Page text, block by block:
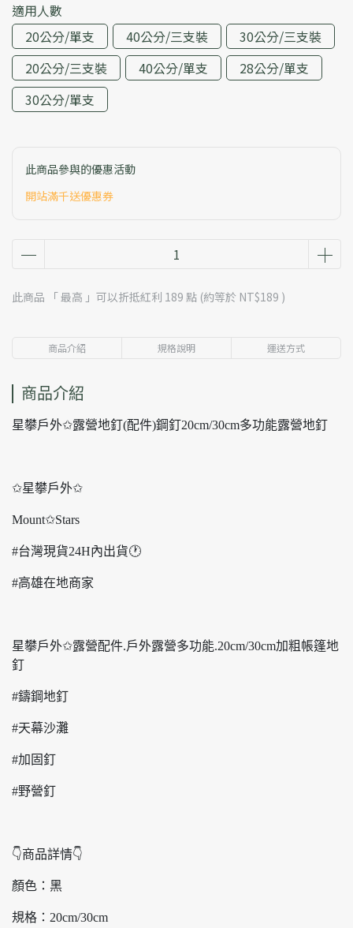
適用人數
20公分/單支
40公分/三支裝
30公分/三支裝
20公分/三支裝
40公分/單支
28公分/單支
30公分/單支
此商品參與的優惠活動
開站滿千送優惠券
此商品 「 最高 」可以折抵紅利 189 點 (約等於 NT$189 )
商品介紹 規格說明 運送方式
商品介紹
星攀戶外✩露營地釘(配件)鋼釘20cm/30cm多功能露營地釘
✩星攀戶外✩
Mount✩Stars
#台灣現貨24H內出貨🕐
#高雄在地商家
星攀戶外✩露營配件.戶外露營多功能.20cm/30cm加粗帳篷地
釘
#鑄鋼地釘
#天幕沙灘
#加固釘
#野營釘
👇商品詳情👇
顏色：黑
規格：20cm/30cm